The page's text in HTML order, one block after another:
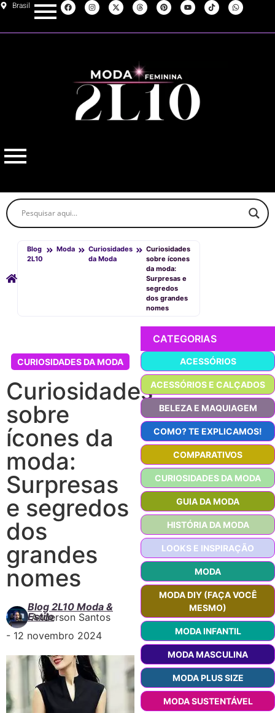
Brasil
Blog
2L10
Moda
Curiosidades
da Moda
Curiosidades
sobre ícones
da moda:
Surpresas e
segredos
dos grandes
nomes
CURIOSIDADES DA MODA
Curiosidades
sobre
ícones da
moda:
Surpresas
e segredos
dos
grandes
nomes
Blog 2L10 Moda &
Estilo
Anderson Santos
- 12 novembro 2024
CATEGORIAS
ACESSÓRIOS
ACESSÓRIOS E CALÇADOS
BELEZA E MAQUIAGEM
COMO? TE EXPLICAMOS!
COMPARATIVOS
CURIOSIDADES DA MODA
GUIA DA MODA
HISTÓRIA DA MODA
LOOKS E INSPIRAÇÃO
MODA
MODA DIY (FAÇA VOCÊ
MESMO)
MODA INFANTIL
MODA MASCULINA
MODA PLUS SIZE
MODA SUSTENTÁVEL